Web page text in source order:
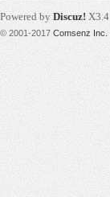
拿
Powered by Discuz! X3.4
© 2001-2017 Comsenz Inc.